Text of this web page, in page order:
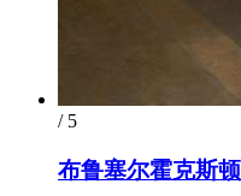
/ 5
布鲁塞尔霍克斯